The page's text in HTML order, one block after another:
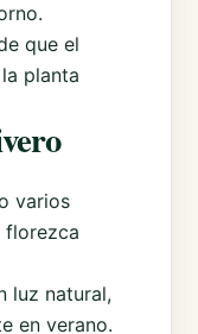
que el
planta
varios
florezca
luz natural,
en verano.